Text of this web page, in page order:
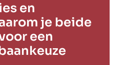
en
je beide
een